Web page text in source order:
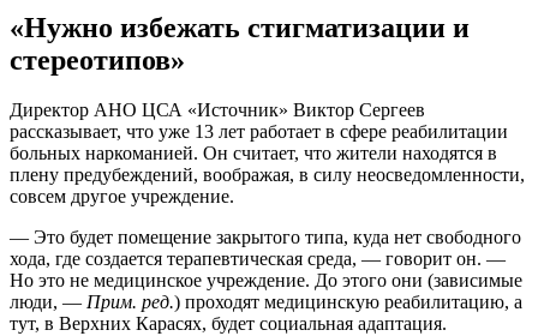
«Нужно избежать стигматизации и
стереотипов»
Директор АНО ЦСА «Источник» Виктор Сергеев
рассказывает, что уже 13 лет работает в сфере реабилитации
больных наркоманией. Он считает, что жители находятся в
плену предубеждений, воображая, в силу неосведомленности,
совсем другое учреждение.
— Это будет помещение закрытого типа, куда нет свободного
хода, где создается терапевтическая среда, — говорит он. —
Но это не медицинское учреждение. До этого они (зависимые
люди, — Прим. ред.) проходят медицинскую реабилитацию, а
тут, в Верхних Карасях, будет социальная адаптация.